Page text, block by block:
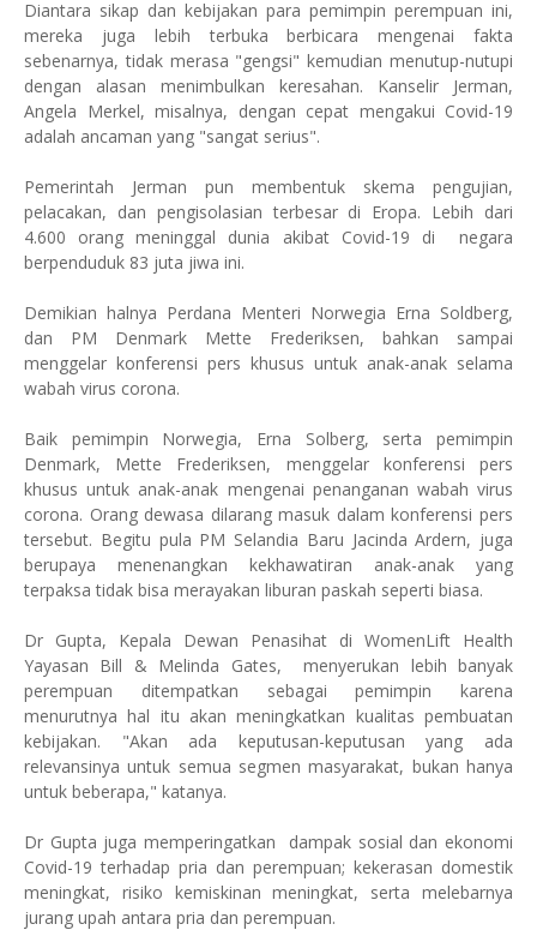
Diantara sikap dan kebijakan para pemimpin perempuan ini,
mereka juga lebih terbuka berbicara mengenai fakta
sebenarnya, tidak merasa "gengsi" kemudian menutup-nutupi
dengan alasan menimbulkan keresahan. Kanselir Jerman,
Angela Merkel, misalnya, dengan cepat mengakui Covid-19
adalah ancaman yang "sangat serius".
Pemerintah Jerman pun membentuk skema pengujian,
pelacakan, dan pengisolasian terbesar di Eropa. Lebih dari
4.600 orang meninggal dunia akibat Covid-19 di negara
berpenduduk 83 juta jiwa ini.
Demikian halnya Perdana Menteri Norwegia Erna Soldberg,
dan PM Denmark Mette Frederiksen, bahkan sampai
menggelar konferensi pers khusus untuk anak-anak selama
wabah virus corona.
Baik pemimpin Norwegia, Erna Solberg, serta pemimpin
Denmark, Mette Frederiksen, menggelar konferensi pers
khusus untuk anak-anak mengenai penanganan wabah virus
corona. Orang dewasa dilarang masuk dalam konferensi pers
tersebut. Begitu pula PM Selandia Baru Jacinda Ardern, juga
berupaya menenangkan kekhawatiran anak-anak yang
terpaksa tidak bisa merayakan liburan paskah seperti biasa.
Dr Gupta, Kepala Dewan Penasihat di WomenLift Health
Yayasan Bill & Melinda Gates, menyerukan lebih banyak
perempuan ditempatkan sebagai pemimpin karena
menurutnya hal itu akan meningkatkan kualitas pembuatan
kebijakan. "Akan ada keputusan-keputusan yang ada
relevansinya untuk semua segmen masyarakat, bukan hanya
untuk beberapa," katanya.
Dr Gupta juga memperingatkan dampak sosial dan ekonomi
Covid-19 terhadap pria dan perempuan; kekerasan domestik
meningkat, risiko kemiskinan meningkat, serta melebarnya
jurang upah antara pria dan perempuan.